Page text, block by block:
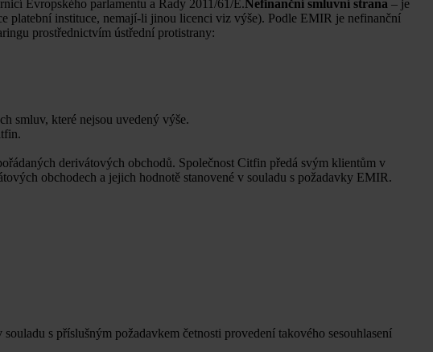
Evropského parlamentu a Rady 2011/61/E.Nefinanční smluvní strana – je
platební instituce, nemají-li jinou licenci viz výše). Podle EMIR je nefinanční
prostřednictvím ústřední protistrany:
smluv, které nejsou uvedený výše.
derivátových obchodů. Společnost Citfin předá svým klientům v
obchodech a jejich hodnotě stanovené v souladu s požadavky EMIR.
s příslušným požadavkem četnosti provedení takového sesouhlasení